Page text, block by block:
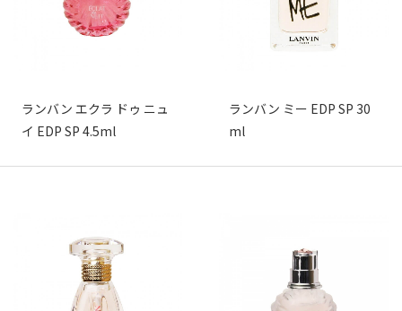
ランバン エクラ ドゥ ニュ
イ EDP SP 4.5ml
ランバン ミー EDP SP 30
ml